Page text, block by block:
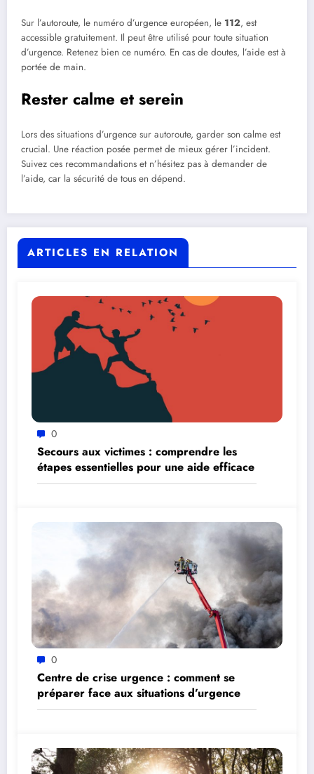
Sur l’autoroute, le numéro d’urgence européen, le 112, est
accessible gratuitement. Il peut être utilisé pour toute situation
d’urgence. Retenez bien ce numéro. En cas de doutes, l’aide est à
portée de main.
Rester calme et serein
Lors des situations d’urgence sur autoroute, garder son calme est
crucial. Une réaction posée permet de mieux gérer l’incident.
Suivez ces recommandations et n’hésitez pas à demander de
l’aide, car la sécurité de tous en dépend.
ARTICLES EN RELATION
0
Secours aux victimes : comprendre les
étapes essentielles pour une aide efficace
0
Centre de crise urgence : comment se
préparer face aux situations d’urgence